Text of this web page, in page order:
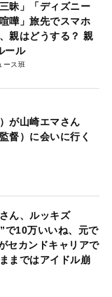
昧」「ディズニー
嘩」旅先でスマホ
親はどうする？ 親
ール
ース班
が山崎エマさん
督）に会いに行く
ん、ルッキズ
で10万いいね、元で
セカンドキャリアで
まではアイドル崩